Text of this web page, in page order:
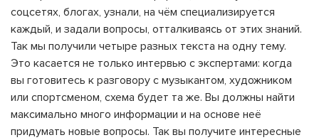
соцсетях, блогах, узнали, на чём специализируется
каждый, и задали вопросы, отталкиваясь от этих знаний.
Так мы получили четыре разных текста на одну тему.
Это касается не только интервью с экспертами: когда
вы готовитесь к разговору с музыкантом, художником
или спортсменом, схема будет та же. Вы должны найти
максимально много информации и на основе неё
придумать новые вопросы. Так вы получите интересные